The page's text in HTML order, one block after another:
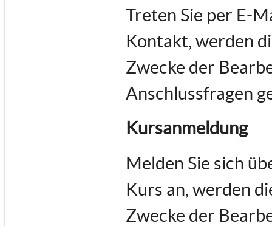
Treten Sie per E-
Kontakt, werden
Zwecke der
Anschlussfragen
Kursanmeldung
Melden Sie sich
Kurs an, werden
Zwecke der